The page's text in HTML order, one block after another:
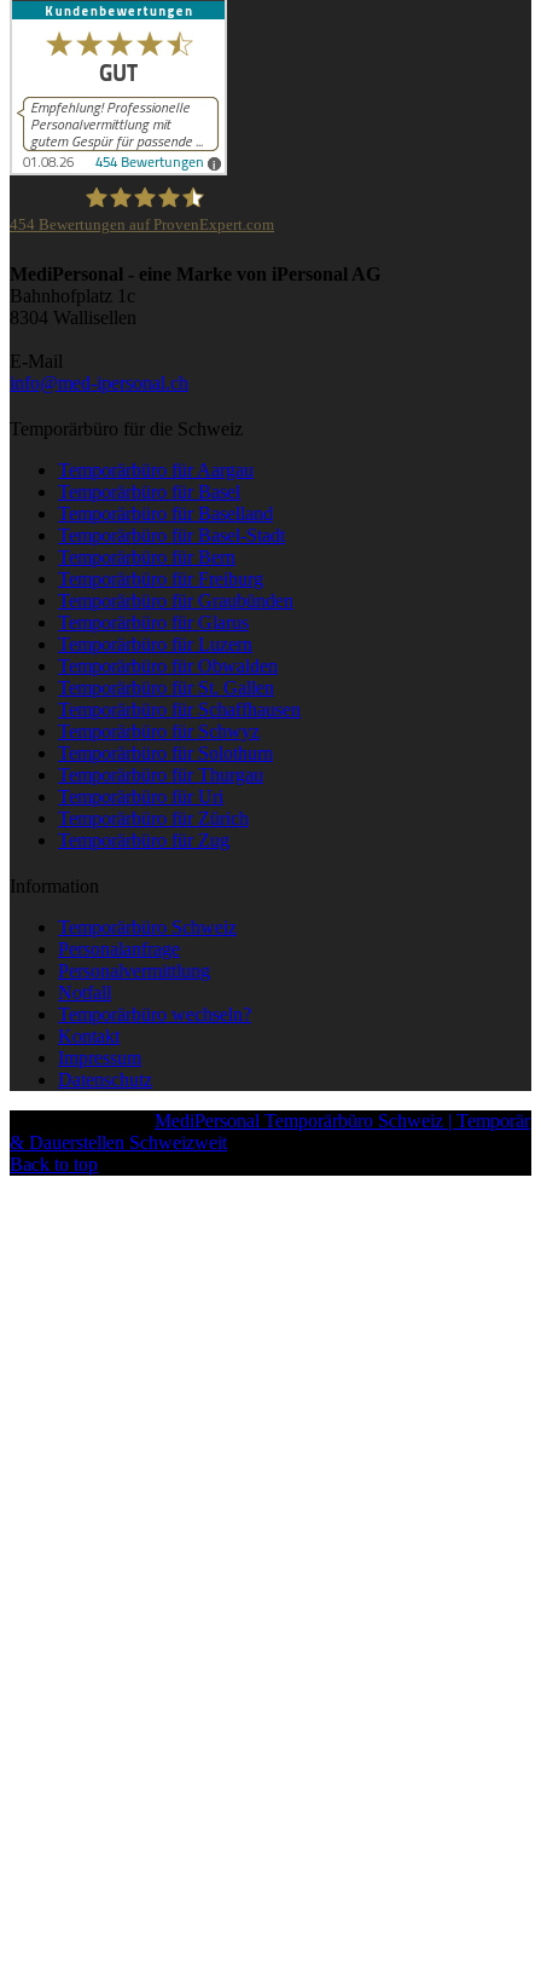
iPersonal
454 Bewertungen auf ProvenExpert.com
MediPersonal - eine Marke von iPersonal AG
Bahnhofplatz 1c
8304 Wallisellen
E-Mail
info@med-ipersonal.ch
Temporärbüro für die Schweiz
Temporärbüro für Aargau
Temporärbüro für Basel
Temporärbüro für Baselland
Temporärbüro für Basel-Stadt
Temporärbüro für Bern
Temporärbüro für Freiburg
Temporärbüro für Graubünden
Temporärbüro für Glarus
Temporärbüro für Luzern
Temporärbüro für Obwalden
Temporärbüro für St. Gallen
Temporärbüro für Schaffhausen
Temporärbüro für Schwyz
Temporärbüro für Solothurn
Temporärbüro für Thurgau
Temporärbüro für Uri
Temporärbüro für Zürich
Temporärbüro für Zug
Information
Temporärbüro Schweiz
Personalanfrage
Personalvermittlung
Notfall
Temporärbüro wechseln?
Kontakt
Impressum
Datenschutz
MediPersonal Temporärbüro Schweiz | Temporär
& Dauerstellen Schweizweit
Back to top